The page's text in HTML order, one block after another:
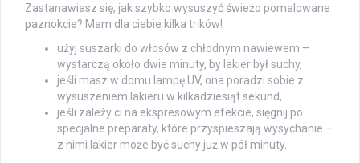
Zastanawiasz się, jak szybko wysuszyć świeżo pomalowane
paznokcie? Mam dla ciebie kilka trików!
użyj suszarki do włosów z chłodnym nawiewem –
wystarczą około dwie minuty, by lakier był suchy,
jeśli masz w domu lampę UV, ona poradzi sobie z
wysuszeniem lakieru w kilkadziesiąt sekund,
jeśli zależy ci na ekspresowym efekcie, sięgnij po
specjalne preparaty, które przyspieszają wysychanie –
z nimi lakier może być suchy już w pół minuty.